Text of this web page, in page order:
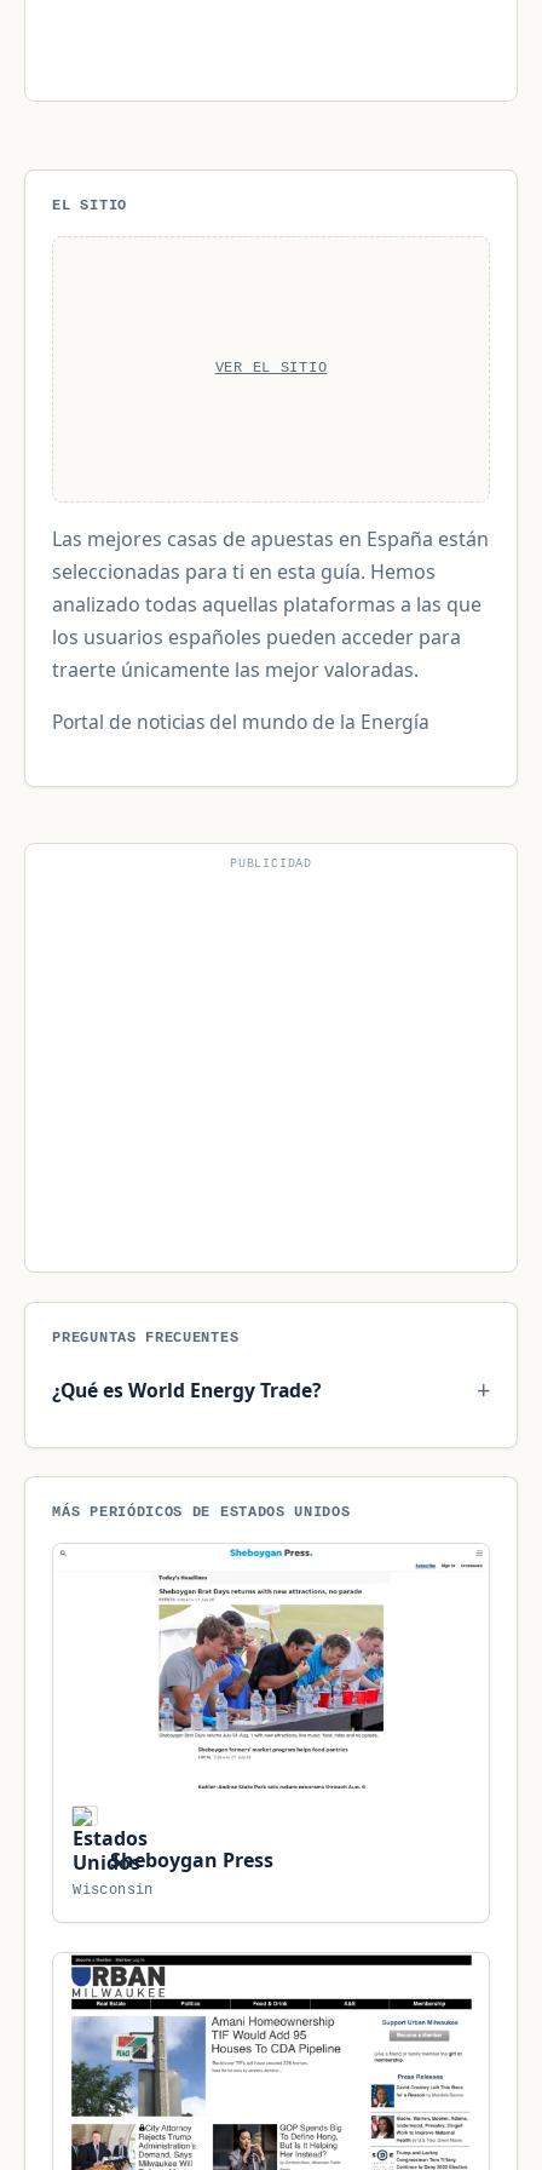
EL SITIO
VER EL SITIO
Las mejores casas de apuestas en España están
seleccionadas para ti en esta guía. Hemos
analizado todas aquellas plataformas a las que
los usuarios españoles pueden acceder para
traerte únicamente las mejor valoradas.
Portal de noticias del mundo de la Energía
PUBLICIDAD
PREGUNTAS FRECUENTES
¿Qué es World Energy Trade?
MÁS PERIÓDICOS DE ESTADOS UNIDOS
Sheboygan Press
Wisconsin